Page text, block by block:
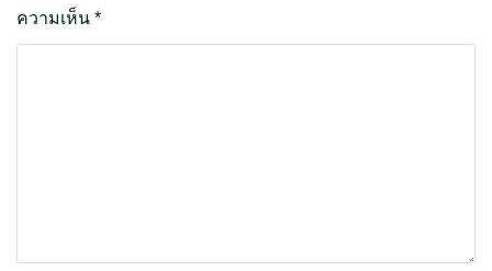
ความเห็น *